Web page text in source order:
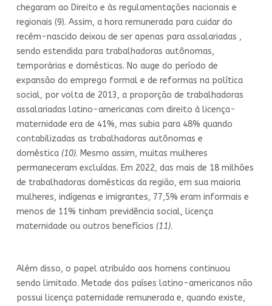
chegaram ao Direito e às regulamentações nacionais e
regionais (9). Assim, a hora remunerada para cuidar do
recém-nascido deixou de ser apenas para assalariadas ,
sendo estendida para trabalhadoras autônomas,
temporárias e domésticas. No auge do período de
expansão do emprego formal e de reformas na política
social, por volta de 2013, a proporção de trabalhadoras
assalariadas latino-americanas com direito à licença-
maternidade era de 41%, mas subia para 48% quando
contabilizadas as trabalhadoras autônomas e
doméstica (10). Mesmo assim, muitas mulheres
permaneceram excluídas. Em 2022, das mais de 18 milhões
de trabalhadoras domésticas da região, em sua maioria
mulheres, indígenas e imigrantes, 77,5% eram informais e
menos de 11% tinham previdência social, licença
maternidade ou outros benefícios (11).
Além disso, o papel atribuído aos homens continuou
sendo limitado. Metade dos países latino-americanos não
possui licença paternidade remunerada e, quando existe,